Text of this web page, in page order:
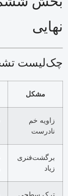
نهایی
چک‌لیست
مشکل
زاویه خم
نادرست
برگشت‌فنری
زیاد
ترک سطحی